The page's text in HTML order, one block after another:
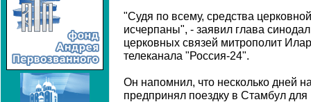
"Судя по всему, средства
исчерпаны", - заявил глава
церковных связей митрополит
телеканала "Россия-24".
Он напомнил, что несколько дней
предпринял поездку в Стамбул для